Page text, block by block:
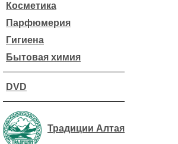
Косметика
Парфюмерия
Гигиена
Бытовая химия
DVD
Традиции Алтая